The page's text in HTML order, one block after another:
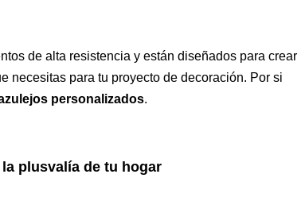
de alta resistencia y están diseñados para crear
necesitas para tu proyecto de decoración. Por si
personalizados.
plusvalía de tu hogar